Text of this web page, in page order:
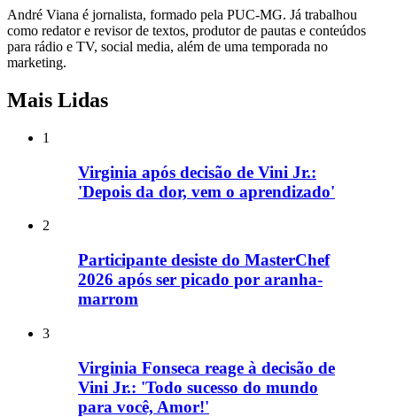
André Viana é jornalista, formado pela PUC-MG. Já trabalhou
como redator e revisor de textos, produtor de pautas e conteúdos
para rádio e TV, social media, além de uma temporada no
marketing.
Mais Lidas
1
Virginia após decisão de Vini Jr.:
'Depois da dor, vem o aprendizado'
2
Participante desiste do MasterChef
2026 após ser picado por aranha-
marrom
3
Virginia Fonseca reage à decisão de
Vini Jr.: 'Todo sucesso do mundo
para você, Amor!'